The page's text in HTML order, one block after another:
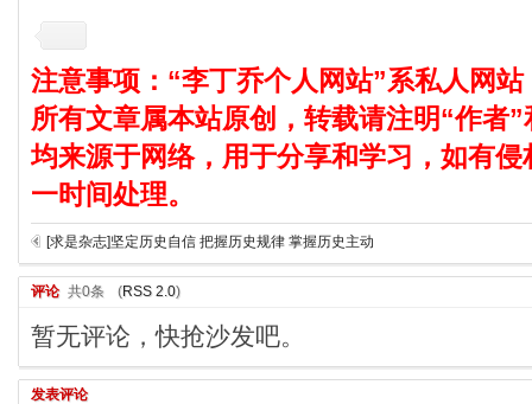
注意事项：“李丁乔个人网站”系私人网
所有文章属本站原创，转载请注明“作者
均来源于网络，用于分享和学习，如有
一时间处理。
[求是杂志]坚定历史自信 把握历史规律 掌握历史主动
评论 共0条 (RSS 2.0)
暂无评论，快抢沙发吧。
发表评论